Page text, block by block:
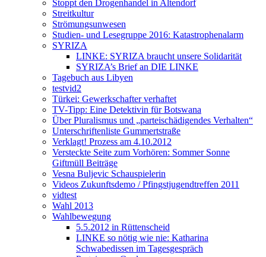
Stoppt den Drogenhandel in Altendorf
Streitkultur
Strömungsunwesen
Studien- und Lesegruppe 2016: Katastrophenalarm
SYRIZA
LINKE: SYRIZA braucht unsere Solidarität
SYRIZA’s Brief an DIE LINKE
Tagebuch aus Libyen
testvid2
Türkei: Gewerkschafter verhaftet
TV-Tipp: Eine Detektivin für Botswana
Über Pluralismus und „parteischädigendes Verhalten“
Unterschriftenliste Gummertstraße
Verklagt! Prozess am 4.10.2012
Versteckte Seite zum Vorhören: Sommer Sonne
Giftmüll Beiträge
Vesna Buljevic Schauspielerin
Videos Zukunftsdemo / Pfingstjugendtreffen 2011
vidtest
Wahl 2013
Wahlbewegung
5.5.2012 in Rüttenscheid
LINKE so nötig wie nie: Katharina
Schwabedissen im Tagesgespräch